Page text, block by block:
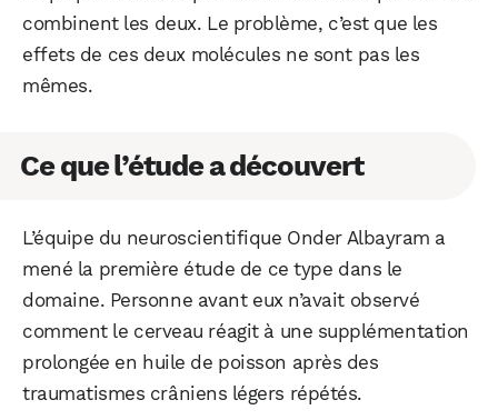
combinent les deux. Le problème, c’est que les
effets de ces deux molécules ne sont pas les
mêmes.
Ce que l’étude a découvert
L’équipe du neuroscientifique Onder Albayram a
mené la première étude de ce type dans le
domaine. Personne avant eux n’avait observé
comment le cerveau réagit à une supplémentation
prolongée en huile de poisson après des
traumatismes crâniens légers répétés.